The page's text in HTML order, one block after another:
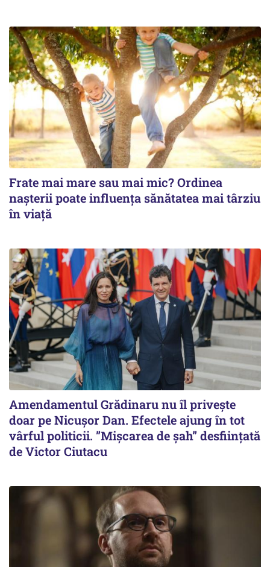
Frate mai mare sau mai mic? Ordinea
nașterii poate influența sănătatea mai târziu
în viață
Amendamentul Grădinaru nu îl privește
doar pe Nicușor Dan. Efectele ajung în tot
vârful politicii. ”Mișcarea de șah” desființată
de Victor Ciutacu